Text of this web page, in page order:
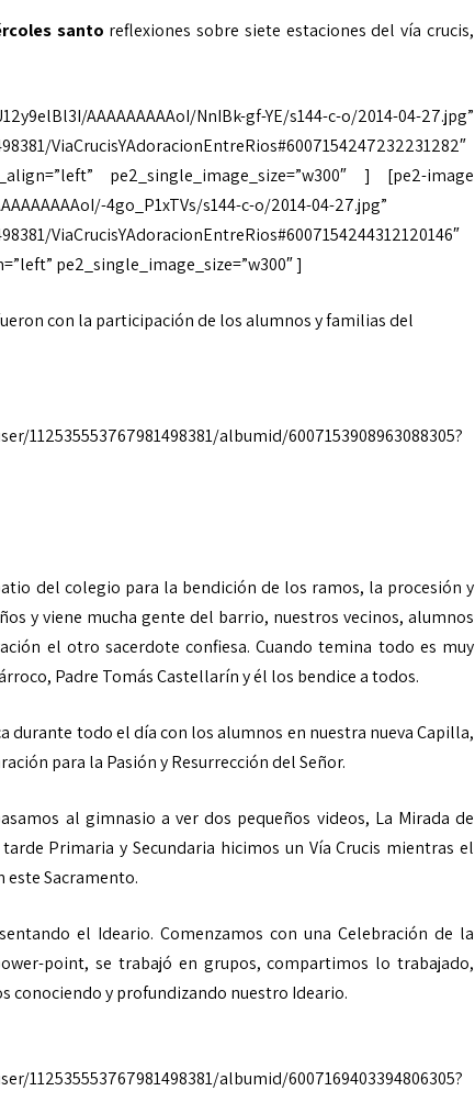
santo reflexiones sobre siete estaciones del vía crucis,
AAAAAAAAAoI/NnIBk-gf-YE/s144-c-o/2014-04-27.jpg”
ViaCrucisYAdoracionEntreRios#6007154247232231282″
pe2_single_image_size=”w300″ ] [pe2-image
4go_P1xTVs/s144-c-o/2014-04-27.jpg”
ViaCrucisYAdoracionEntreRios#6007154244312120146″
pe2_single_image_size=”w300″ ]
con la participación de los alumnos y familias del
albumid/6007153908963088305?
del colegio para la bendición de los ramos, la procesión y
y viene mucha gente del barrio, nuestros vecinos, alumnos
el otro sacerdote confiesa. Cuando temina todo es muy
Padre Tomás Castellarín y él los bendice a todos.
durante todo el día con los alumnos en nuestra nueva Capilla,
para la Pasión y Resurrección del Señor.
al gimnasio a ver dos pequeños videos, La Mirada de
Primaria y Secundaria hicimos un Vía Crucis mientras el
este Sacramento.
el Ideario. Comenzamos con una Celebración de la
point, se trabajó en grupos, compartimos lo trabajado,
conociendo y profundizando nuestro Ideario.
albumid/6007169403394806305?